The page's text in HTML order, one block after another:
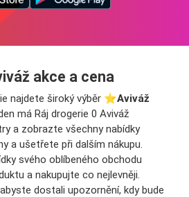
akce a cena
najdete široký výběr ⭐️Aviváž
má Ráj drogerie 0 Aviváž
a zobrazte všechny nabídky
a ušetřete při dalším nákupu.
svého oblíbeného obchodu
a nakupujte co nejlevněji.
dostali upozornění, kdy bude